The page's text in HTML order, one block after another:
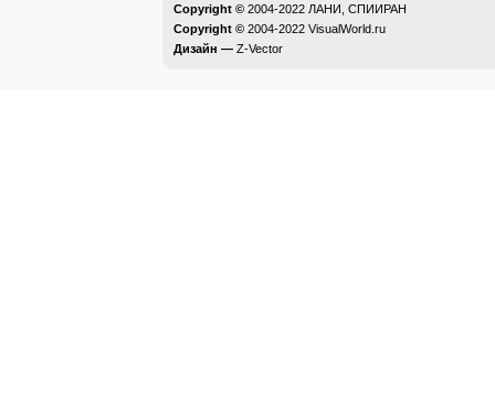
Copyright © 2004-2022 ЛАНИ, СПИИРАН
Copyright © 2004-2022 VisualWorld.ru
Дизайн — Z-Vector